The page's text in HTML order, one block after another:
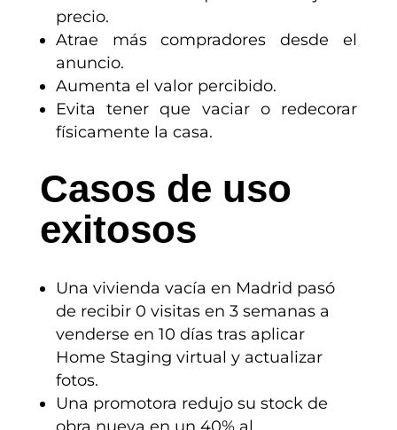
precio.
Atrae más compradores desde el
anuncio.
Aumenta el valor percibido.
Evita tener que vaciar o redecorar
físicamente la casa.
Casos de uso
exitosos
Una vivienda vacía en Madrid pasó
de recibir 0 visitas en 3 semanas a
venderse en 10 días tras aplicar
Home Staging virtual y actualizar
fotos.
Una promotora redujo su stock de